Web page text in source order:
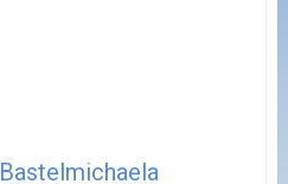
Bastelmichaela